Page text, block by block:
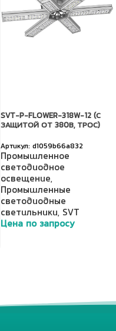
SVT-P-FLOWER-318W-12 (С
ЗАЩИТОЙ ОТ 380В, ТРОС)
d1059b66a832
Промышленное
светодиодное
освещение,
Промышленные
светодиодные
светильники, SVT
Цена по запросу